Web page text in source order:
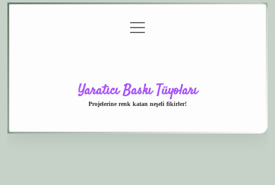
menüyü
aç
Yaratıcı Baskı Tüyoları
Projelerine renk katan neşeli fikirler!